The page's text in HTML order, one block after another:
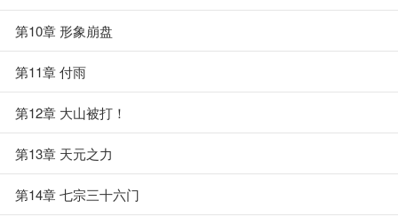
第10章 形象崩盘
第11章 付雨
第12章 大山被打！
第13章 天元之力
第14章 七宗三十六门